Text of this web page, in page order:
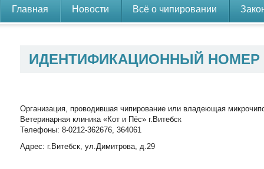
Главная Новости Всё о чипировании
ИДЕНТИФИКАЦИОННЫЙ
Организация, проводившая чипирование или владеющая
Ветеринарная клиника «Кот и Пёс» г.Витебск
Телефоны: 8-0212-362676, 364061
Адрес: г.Витебск, ул.Димитрова, д.29